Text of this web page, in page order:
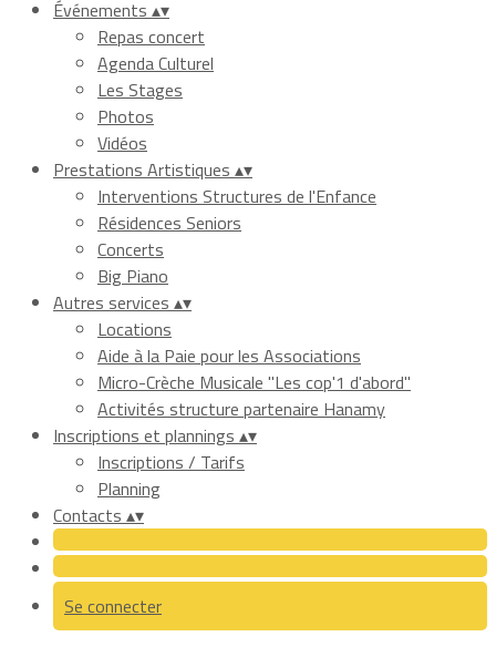
Événements ▴▾
Repas concert
Agenda Culturel
Les Stages
Photos
Vidéos
Prestations Artistiques ▴▾
Interventions Structures de l'Enfance
Résidences Seniors
Concerts
Big Piano
Autres services ▴▾
Locations
Aide à la Paie pour les Associations
Micro-Crèche Musicale "Les cop'1 d'abord"
Activités structure partenaire Hanamy
Inscriptions et plannings ▴▾
Inscriptions / Tarifs
Planning
Contacts ▴▾
Se connecter